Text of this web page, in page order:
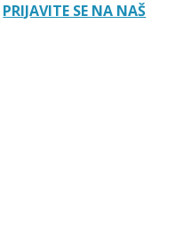
PRIJAVITE SE NA NAŠ